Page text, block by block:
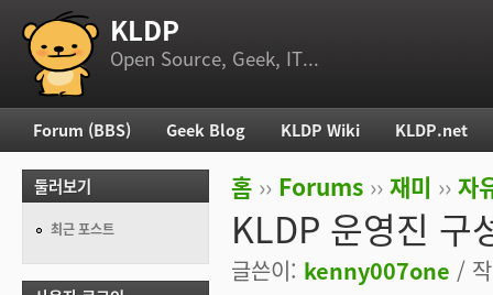
부 메뉴 KLDP
Open Source, Geek, IT...
현재 위치
홈 ›› Forums ›› 재미 ›› 자
KLDP 운영진 구
글쓴이: kenny007one /
주 메뉴
Forum (BBS) Geek Blog KLDP Wiki KLDP.net
둘러보기
최근 포스트